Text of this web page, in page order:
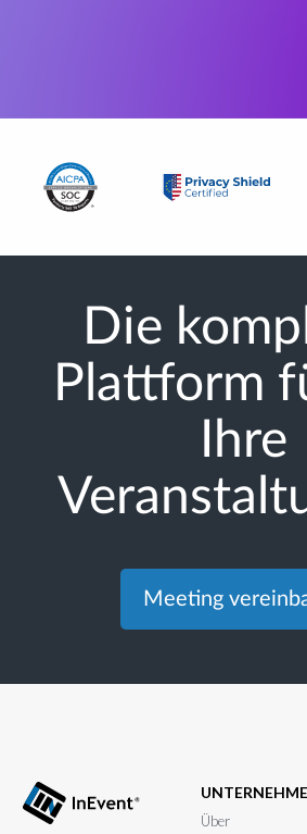
Die
Plattform
Ihre
Meeting
Über